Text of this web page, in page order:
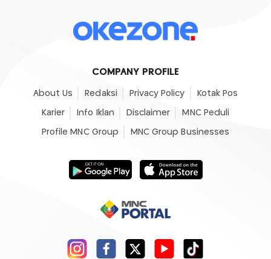
COMPANY PROFILE
About Us Redaksi Privacy Policy Kotak Pos
Karier Info Iklan Disclaimer MNC Peduli
Profile MNC Group MNC Group Businesses